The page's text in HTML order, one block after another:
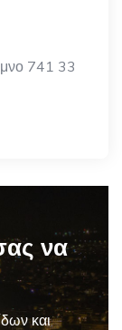
741 33
να
και